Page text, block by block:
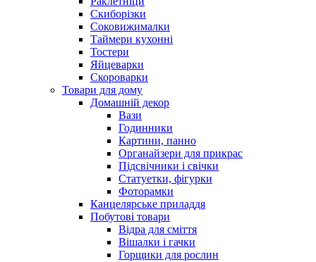
Скиборізки
Соковижималки
Таймери кухонні
Тостери
Яйцеварки
Скороварки
Товари для дому
Домашній декор
Вази
Годинники
Картини, панно
Органайзери для прикрас
Підсвічники і свічки
Статуетки, фігурки
Фоторамки
Канцелярське приладдя
Побутові товари
Відра для сміття
Вішалки і гачки
Горщики для рослин